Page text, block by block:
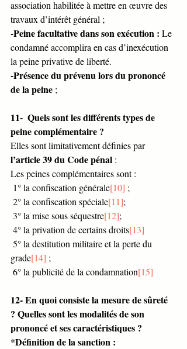
association habilitée à mettre en œuvre des
travaux d’intérêt général ;
-Peine facultative dans son exécution : Le
condamné accomplira en cas d’inexécution
la peine privative de liberté.
-Présence du prévenu lors du prononcé
de la peine ;
11-  Quels sont les différents types de
peine complémentaire ?
Elles sont limitativement définies par
l’article 39 du Code pénal :
Les peines complémentaires sont :
1° la confiscation générale[10] ;
2° la confiscation spéciale[11];
3° la mise sous séquestre[12];
4° la privation de certains droits[13]
grade[14] ;
6° la publicité de la condamnation[15]
12- En quoi consiste la mesure de sûreté
? Quelles sont les modalités de son
prononcé et ses caractéristiques ?
*Définition de la sanction :